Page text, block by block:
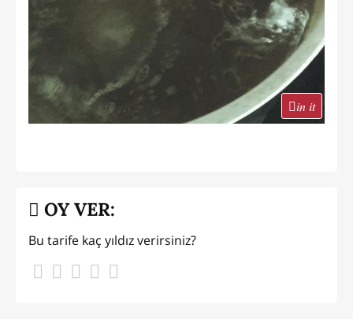
in it
OY VER:
Bu tarife kaç yıldız verirsiniz?